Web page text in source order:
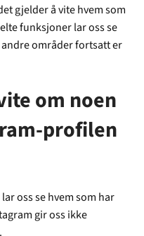
gjelder å vite hvem som
funksjoner lar oss se
områder fortsatt er
om noen
profilen
oss se hvem som har
gir oss ikke